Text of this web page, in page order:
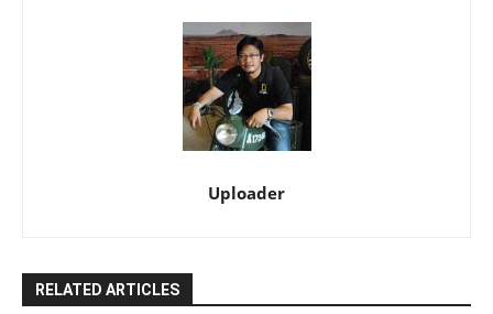
Uploader
RELATED ARTICLES